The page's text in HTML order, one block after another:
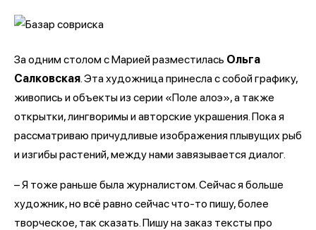
За одним столом с Марией разместилась Ольга
Салковская . Эта художница принесла с собой графику,
живопись и объекты из серии «Поле алоэ», а также
открытки, лингворимы и авторские украшения. Пока я
рассматриваю причудливые изображения плывущих рыб
и изгибы растений, между нами завязывается диалог.
– Я тоже раньше была журналистом. Сейчас я больше
художник, но всё равно сейчас что-то пишу, более
творческое, так сказать. Пишу на заказ тексты про